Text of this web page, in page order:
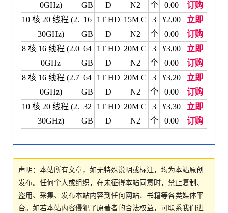
0GHz)
GB
D
N2
个
0.00
订购
10 核 20 线程 (2.
30GHz)
16
GB
1T HD
D
15M C
N2
3
个
¥2,00
0.00
立即
订购
8 核 16 线程 (2.0
0GHz
64
GB
1T HD
D
20M C
N2
3
个
¥3,00
0.00
立即
订购
8 核 16 线程 (2.7
0GHz)
64
GB
1T HD
D
20M C
N2
3
个
¥3,20
0.00
立即
订购
10 核 20 线程 (2.
30GHz)
32
GB
1T HD
D
20M C
N2
3
个
¥3,30
0.00
立即
订购
声明：本站所有文章，如无特殊说明或标注，均为本站原创
发布。任何个人或组织，在未征得本站同意时，禁止复制、
盗用、采集、发布本站内容到任何网站、书籍等各类媒体平
台。如若本站内容侵犯了原著者的合法权益，可联系我们进